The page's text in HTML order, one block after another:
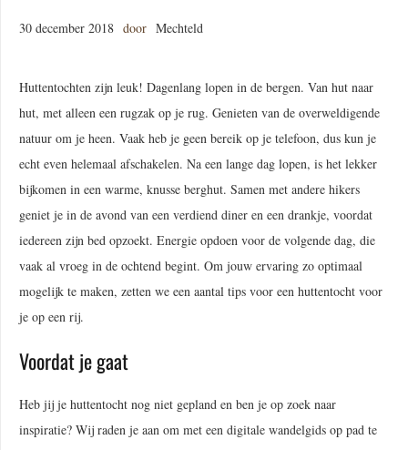
30 december 2018 door Mechteld
Huttentochten zijn leuk! Dagenlang lopen in de bergen. Van hut naar
hut, met alleen een rugzak op je rug. Genieten van de overweldigende
natuur om je heen. Vaak heb je geen bereik op je telefoon, dus kun je
echt even helemaal afschakelen. Na een lange dag lopen, is het lekker
bijkomen in een warme, knusse berghut. Samen met andere hikers
geniet je in de avond van een verdiend diner en een drankje, voordat
iedereen zijn bed opzoekt. Energie opdoen voor de volgende dag, die
vaak al vroeg in de ochtend begint. Om jouw ervaring zo optimaal
mogelijk te maken, zetten we een aantal tips voor een huttentocht voor
je op een rij.
Voordat je gaat
Heb jij je huttentocht nog niet gepland en ben je op zoek naar
inspiratie? Wij raden je aan om met een digitale wandelgids op pad te